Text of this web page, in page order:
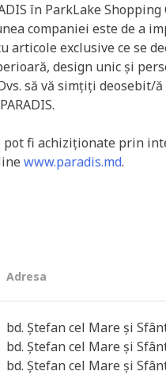
în ParkLake Shopping
companiei este de a
articole exclusive ce se
design unic și
să vă simțiți deosebit/
pot fi achiziționate prin
www.paradis.md.
Adresa
bd. Ștefan cel Mare și
bd. Ștefan cel Mare și
bd. Ștefan cel Mare și